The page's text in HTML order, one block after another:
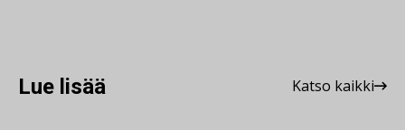
Lue lisää Katso kaikki